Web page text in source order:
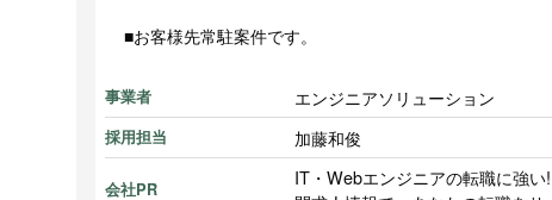
■お客様先常駐案件です。
事業者 エンジニアソリューション
採用担当 加藤和俊
会社PR
IT・Webエンジニアの転職に強